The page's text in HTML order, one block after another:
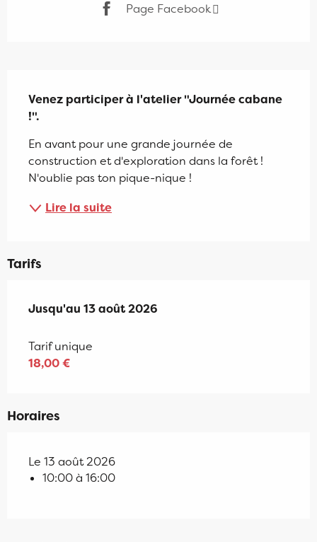
Page Facebook
Venez participer à l'atelier "Journée cabane
!".
En avant pour une grande journée de
construction et d'exploration dans la forêt !
N'oublie pas ton pique-nique !
Lire la suite
Tarifs
Du13 août 2024au13 août 2026
Jusqu'au 13 août 2026
Tarif unique
18,00 €
Horaires
Le 13 août 2026
10:00 à 16:00